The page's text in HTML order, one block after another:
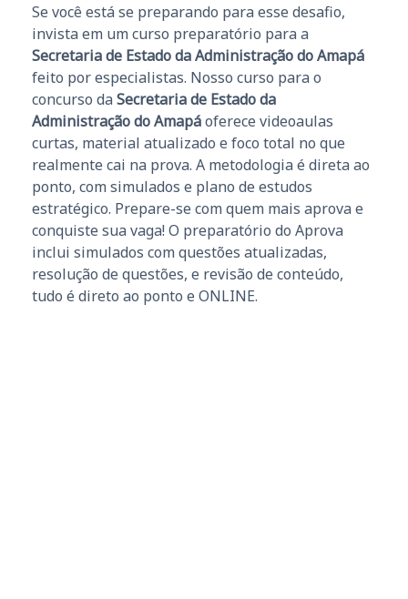
Se você está se preparando para esse desafio,
invista em um curso preparatório para a
Secretaria de Estado da Administração do Amapá
feito por especialistas. Nosso curso para o
concurso da Secretaria de Estado da
Administração do Amapáoferece videoaulas
curtas, material atualizado e foco total no que
realmente cai na prova. A metodologia é direta ao
ponto, com simulados e plano de estudos
estratégico. Prepare-se com quem mais aprova e
conquiste sua vaga! O preparatório do Aprova
inclui simulados com questões atualizadas,
resolução de questões, e revisão de conteúdo,
tudo é direto ao ponto e ONLINE.